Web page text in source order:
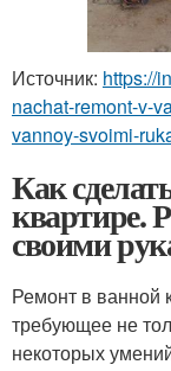
Источник: https://
nachat-remont-v-
vannoy-svoimi-
Как
квартире.
своими
Ремонт в ванной
требующее не
некоторых